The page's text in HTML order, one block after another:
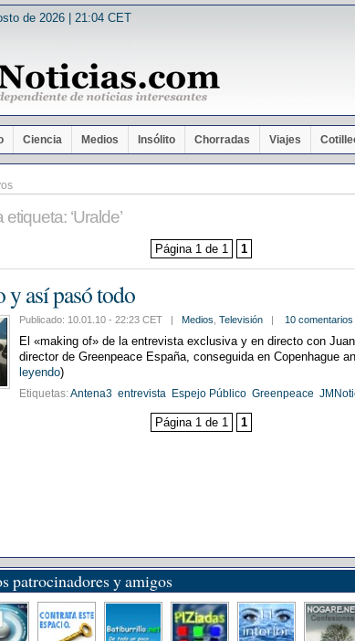
de 2026 | 21:04 CET
Ciencia Medios Insólito Chorradas Viajes
‘Uralde’
Página 1 de 1 1
y así pasó todo
Publicado: 10.01.10 - 22:23 CET | Medios Televisión | 10 comentarios
El «making of» de la entrevista exclusiva y en directo con
director de Greenpeace España, conseguida en Copenhague
leyendo)
Etiquetas:Antena3 entrevista Espejo Público Greenpeace
Página 1 de 1 1
patrocinadores y amigos